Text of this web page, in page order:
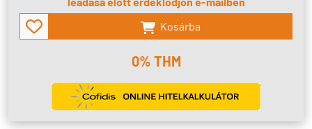
Kosárba
0% THM